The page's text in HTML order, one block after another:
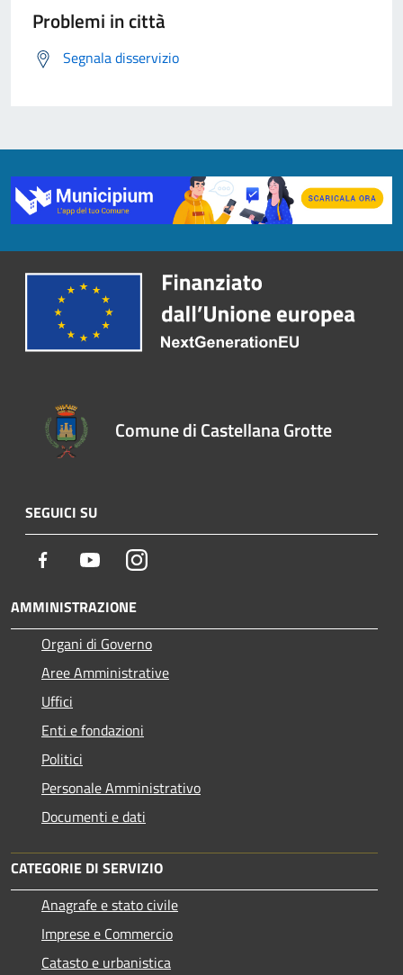
Problemi in città
Segnala disservizio
Comune di Castellana Grotte
SEGUICI SU
Facebook YoutubeInstagram
AMMINISTRAZIONE
Organi di Governo
Aree Amministrative
Uffici
Enti e fondazioni
Politici
Personale Amministrativo
Documenti e dati
CATEGORIE DI SERVIZIO
Anagrafe e stato civile
Imprese e Commercio
Catasto e urbanistica